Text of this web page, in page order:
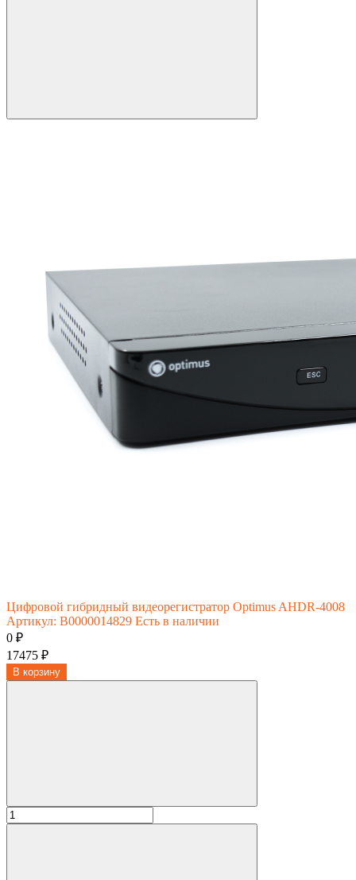
Цифровой гибридный видеорегистратор Optimus AHDR-4008
Артикул: В0000014829 Есть в наличии
0 ₽
17475 ₽
В корзину